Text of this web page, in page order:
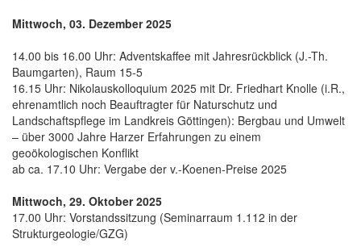
Mittwoch, 03. Dezember 2025
14.00 bis 16.00 Uhr: Adventskaffee mit Jahresrückblick (J.-Th.
Baumgarten), Raum 15-5
16.15 Uhr: Nikolauskolloquium 2025 mit Dr. Friedhart Knolle (i.R.,
ehrenamtlich noch Beauftragter für Naturschutz und
Landschaftspflege im Landkreis Göttingen): Bergbau und Umwelt
– über 3000 Jahre Harzer Erfahrungen zu einem
geoökologischen Konflikt
ab ca. 17.10 Uhr: Vergabe der v.-Koenen-Preise 2025
Mittwoch, 29. Oktober 2025
17.00 Uhr: Vorstandssitzung (Seminarraum 1.112 in der
Strukturgeologie/GZG)